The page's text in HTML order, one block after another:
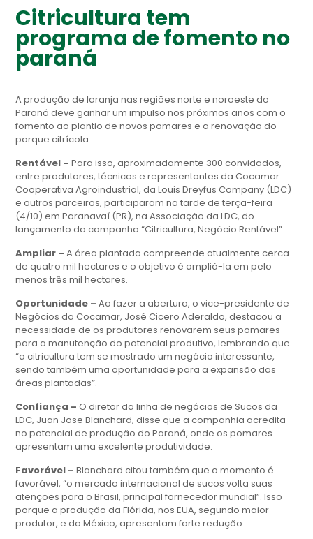
Citricultura tem
programa de fomento no
paraná
A produção de laranja nas regiões norte e noroeste do
Paraná deve ganhar um impulso nos próximos anos com o
fomento ao plantio de novos pomares e a renovação do
parque citrícola.
Rentável –Para isso, aproximadamente 300 convidados,
entre produtores, técnicos e representantes da Cocamar
Cooperativa Agroindustrial, da Louis Dreyfus Company (LDC)
e outros parceiros, participaram na tarde de terça-feira
(4/10) em Paranavaí (PR), na Associação da LDC, do
lançamento da campanha “Citricultura, Negócio Rentável”.
Ampliar – A área plantada compreende atualmente cerca
de quatro mil hectares e o objetivo é ampliá-la em pelo
menos três mil hectares.
Oportunidade – Ao fazer a abertura, o vice-presidente de
Negócios da Cocamar, José Cicero Aderaldo, destacou a
necessidade de os produtores renovarem seus pomares
para a manutenção do potencial produtivo, lembrando que
“a citricultura tem se mostrado um negócio interessante,
sendo também uma oportunidade para a expansão das
áreas plantadas”.
Confiança – O diretor da linha de negócios de Sucos da
LDC, Juan Jose Blanchard, disse que a companhia acredita
no potencial de produção do Paraná, onde os pomares
apresentam uma excelente produtividade.
Favorável – Blanchard citou também que o momento é
favorável, “o mercado internacional de sucos volta suas
atenções para o Brasil, principal fornecedor mundial”. Isso
porque a produção da Flórida, nos EUA, segundo maior
produtor, e do México, apresentam forte redução.